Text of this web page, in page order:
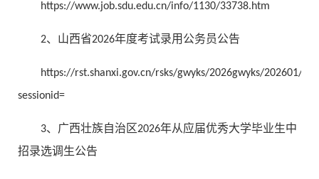
https://www.job.sdu.edu.cn/info/1130/33738.htm
2、山西省2026年度考试录用公务员公告
https://rst.shanxi.gov.cn/rsks/gwyks/2026gwyks/202601/
sessionid=
3、广西壮族自治区2026年从应届优秀大学毕业生中
招录选调生公告